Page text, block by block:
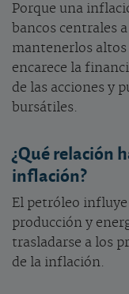
Porque una
bancos centrales
mantenerlos
encarece la
de las acciones y
bursátiles.
¿Qué relación
inflación?
El petróleo
producción y
trasladarse a los
de la inflación.